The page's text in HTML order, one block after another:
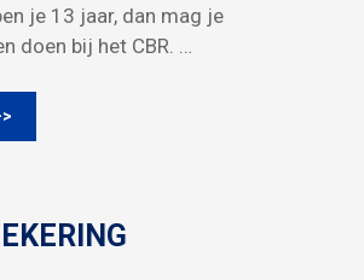
je 13 jaar, dan mag je
doen bij het CBR. …